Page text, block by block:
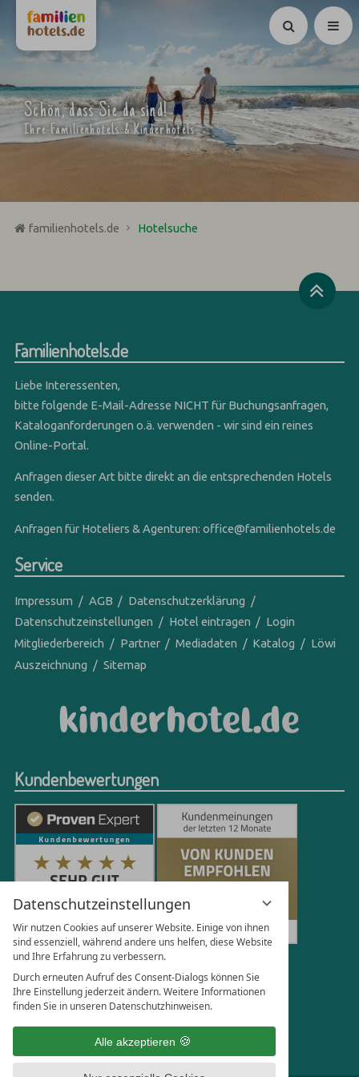
Datenschutzeinstellungen
Wir nutzen Cookies auf unserer Website. Einige von ihnen
sind essenziell, während andere uns helfen, diese Website
und Ihre Erfahrung zu verbessern.
Durch erneuten Aufruf des Consent-Dialogs können Sie
Ihre Einstellung jederzeit ändern. Weitere Informationen
finden Sie in unseren Datenschutzhinweisen.
Alle akzeptieren
Suchen
Schön, dass Sie da sind!
Ihre Familienhotels & Kinderhotels
familienhotels.de Hotelsuche
Familienhotels.de
Liebe Interessenten,
bitte folgende E-Mail-Adresse NICHT für Buchungsanfragen,
Kataloganforderungen o.ä. verwenden - wir sind ein reines
Online-Portal.
Anfragen dieser Art bitte direkt an die entsprechenden Hotels
senden.
Anfragen für Hoteliers & Agenturen:office@familienhotels.de
Service
Impressum AGB
Datenschutzerklärung
Datenschutzeinstellungen
Hotel eintragen
Login
Mitgliederbereich
Partner Mediadaten Katalog
Löwi
Auszeichnung
Sitemap
Kundenbewertungen